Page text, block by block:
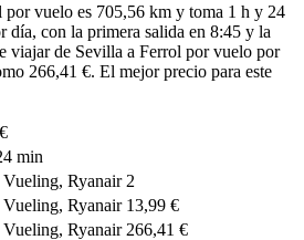
vuelo es 705,56 km y toma 1 h y 24
día, con la primera salida en 8:45 y la
viajar de Sevilla a Ferrol por vuelo por
266,41 €. El mejor precio para este
min
Ryanair 2
Ryanair 13,99 €
Ryanair 266,41 €